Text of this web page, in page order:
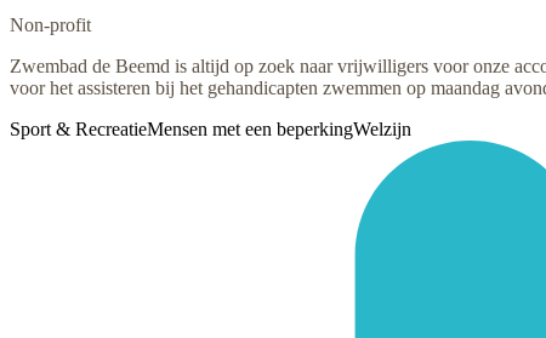
Non-profit
Zwembad de Beemd is altijd op zoek naar vrijwilligers voor onze
voor het assisteren bij het gehandicapten zwemmen op maandag
Sport & RecreatieMensen met een beperkingWelzijn